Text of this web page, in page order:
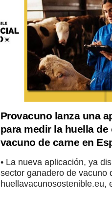
Provacuno lanza una
para medir la huella
vacuno de carne en
• La nueva aplicación, ya
sector ganadero de vacuno
huellavacunosostenible.eu,